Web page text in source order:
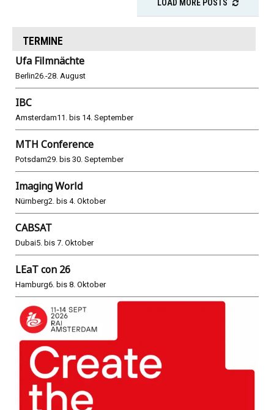
LOAD MORE POSTS
TERMINE
Ufa Filmnächte
Berlin26.-28. August
IBC
Amsterdam11. bis 14. September
MTH Conference
Potsdam29. bis 30. September
Imaging World
Nürnberg2. bis 4. Oktober
CABSAT
Dubai5. bis 7. Oktober
LEaT con 26
Hamburg6. bis 8. Oktober